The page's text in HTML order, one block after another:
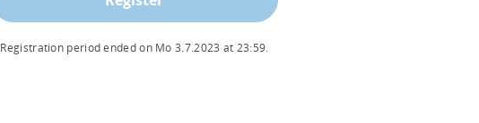
Registration period ended on Mo 3.7.2023 at 23:59.